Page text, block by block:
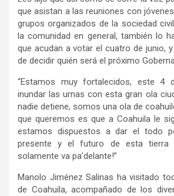
que asistan a las reuniones con
grupos organizados de la sociedad
la comunidad en general, también lo
que acudan a votar el cuatro de junio,
de decidir quién será el próximo
“Estamos muy fortalecidos, este 4
inundar las urnas con esta gran ola
nadie detiene, somos una ola de
que queremos es que a Coahuila le
estamos dispuestos a dar el todo
presente y el futuro de esta tierra
solamente va pa’delante!”
Manolo Jiménez Salinas ha visitado
de Coahuila, acompañado de los